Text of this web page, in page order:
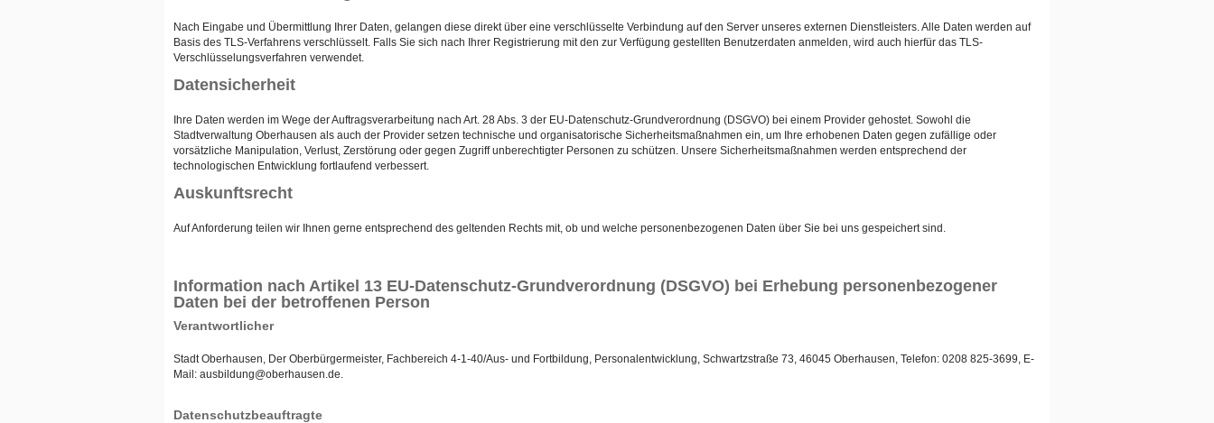
Nach Eingabe und Übermittlung Ihrer Daten, gelangen diese direkt über eine verschlüsselte Verbindung auf den Server unseres externen Dienstleisters. Alle Daten werden auf
Basis des TLS-Verfahrens verschlüsselt. Falls Sie sich nach Ihrer Registrierung mit den zur Verfügung gestellten Benutzerdaten anmelden, wird auch hierfür das TLS-
Verschlüsselungsverfahren verwendet.
Datensicherheit
Ihre Daten werden im Wege der Auftragsverarbeitung nach Art. 28 Abs. 3 der EU-Datenschutz-Grundverordnung (DSGVO) bei einem Provider gehostet. Sowohl die
Stadtverwaltung Oberhausen als auch der Provider setzen technische und organisatorische Sicherheitsmaßnahmen ein, um Ihre erhobenen Daten gegen zufällige oder
vorsätzliche Manipulation, Verlust, Zerstörung oder gegen Zugriff unberechtigter Personen zu schützen. Unsere Sicherheitsmaßnahmen werden entsprechend der
technologischen Entwicklung fortlaufend verbessert.
Auskunftsrecht
Auf Anforderung teilen wir Ihnen gerne entsprechend des geltenden Rechts mit, ob und welche personenbezogenen Daten über Sie bei uns gespeichert sind.
Information nach Artikel 13 EU-Datenschutz-Grundverordnung (DSGVO) bei Erhebung personenbezogener
Daten bei der betroffenen Person
Verantwortlicher
Stadt Oberhausen, Der Oberbürgermeister, Fachbereich 4-1-40/Aus- und Fortbildung, Personalentwicklung, Schwartzstraße 73, 46045 Oberhausen, Telefon: 0208 825-3699, E-
Mail: ausbildung@oberhausen.de.
Datenschutzbeauftragte